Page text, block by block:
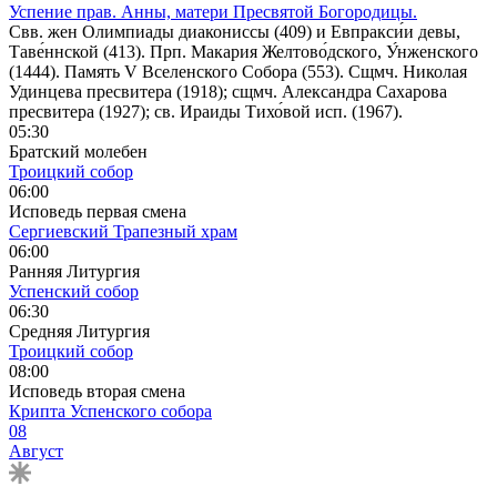
Успение прав. Анны, матери Пресвятой Богородицы.
Свв. жен Олимпиады диакониссы (409) и Евпракси́и девы,
Таве́ннской (413). Прп. Макария Желтово́дского, У́нженского
(1444). Память V Вселенского Собора (553). Сщмч. Николая
Удинцева пресвитера (1918); сщмч. Александра Сахарова
пресвитера (1927); св. Ираиды Тихо́вой исп. (1967).
05:30
Братский молебен
Троицкий собор
06:00
Исповедь первая смена
Сергиевский Трапезный храм
06:00
Ранняя Литургия
Успенский собор
06:30
Средняя Литургия
Троицкий собор
08:00
Исповедь вторая смена
Крипта Успенского собора
08
Август